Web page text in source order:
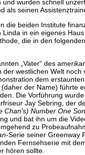
wurden schnell
als seinen
die beiden Institute
in ein eigenes
die in den
„Vater“ des
westlichen Welt
dem
der Name) führte
Die Vorführung
Jay Sebring, der
Chan's) Number One Son
und bat ihn um die
zu
-Serie seiner Greenway
Fernsehserie mit
hören sollte.